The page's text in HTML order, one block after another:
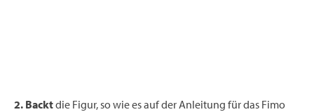
2. Backtdie Figur, so wie es auf der Anleitung für das Fimo